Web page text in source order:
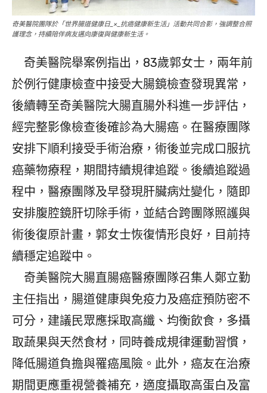
奇美醫院團隊於「世界腸道健康日_×_抗癌健康新生活」活動共同合影，強調整合照
護理念，持續陪伴病友邁向康復與健康新生活。
奇美醫院舉案例指出，83歲郭女士，兩年前
於例行健康檢查中接受大腸鏡檢查發現異常，
後續轉至奇美醫院大腸直腸外科進一步評估，
經完整影像檢查後確診為大腸癌。在醫療團隊
安排下順利接受手術治療，術後並完成口服抗
癌藥物療程，期間持續規律追蹤。後續追蹤過
程中，醫療團隊及早發現肝臟病灶變化，隨即
安排腹腔鏡肝切除手術，並結合跨團隊照護與
術後復原計畫，郭女士恢復情形良好，目前持
續穩定追蹤中。
奇美醫院大腸直腸癌醫療團隊召集人鄭立勤
主任指出，腸道健康與免疫力及癌症預防密不
可分，建議民眾應採取高纖、均衡飲食，多攝
取蔬果與天然食材，同時養成規律運動習慣，
降低腸道負擔與罹癌風險。此外，癌友在治療
期間更應重視營養補充，適度攝取高蛋白及富